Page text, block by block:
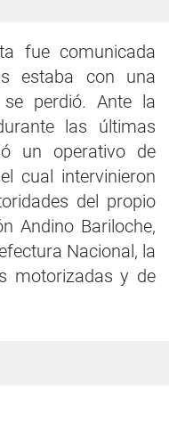
fue comunicada
estaba con una
perdió. Ante la
las últimas
un operativo de
cual intervinieron
del propio
Andino Bariloche,
Nacional, la
motorizadas y de